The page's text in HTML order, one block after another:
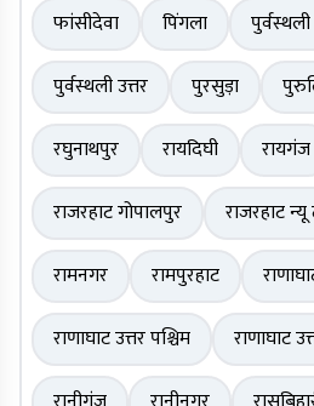
फांसीदेवा पिंगला
पुर्वस्थली उत्तर
पुरसुड़ा
रघुनाथपुर
रायदिघी रायगंज
राजरहाट गोपालपुर
राजरहाट
रामनगर
रामपुरहाट
राणाघाट उत्तर पश्चिम
राणाघाट